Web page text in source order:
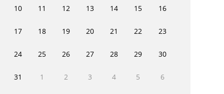
10 11 12 13 14 15 16
17 18 19 20 21 22 23
24 25 26 27 28 29 30
31 1 2 3 4 5 6